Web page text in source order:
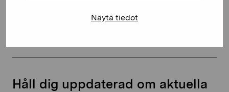
Näytä tiedot
Håll dig uppdaterad om aktuella